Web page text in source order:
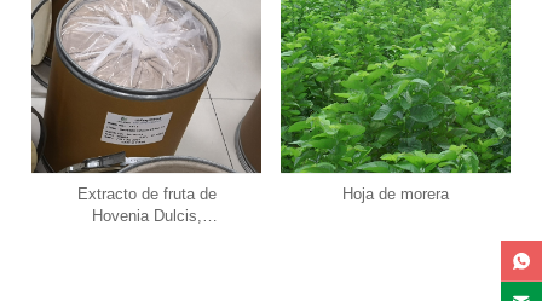
Extracto de fruta de
Hovenia Dulcis,
Hoja de morera